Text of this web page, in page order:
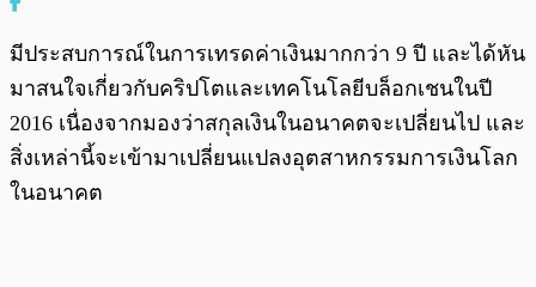
มีประสบการณ์ในการเทรดค่าเงินมากกว่า 9 ปี และได้หัน
มาสนใจเกี่ยวกับคริปโตและเทคโนโลยีบล็อกเชนในปี
2016 เนื่องจากมองว่าสกุลเงินในอนาคตจะเปลี่ยนไป และ
สิ่งเหล่านี้จะเข้ามาเปลี่ยนแปลงอุตสาหกรรมการเงินโลก
ในอนาคต